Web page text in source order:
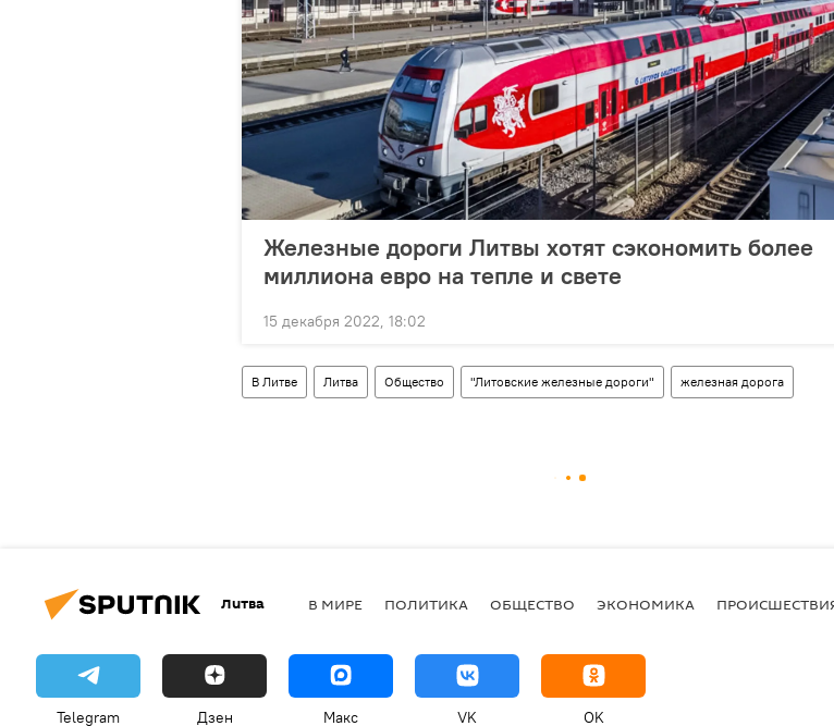
Железные дороги Литвы хотят сэкономить более
миллиона евро на тепле и свете
15 декабря 2022, 18:02
В Литве Литва Общество "Литовские железные дороги" железная дорога
Литва В МИРЕ ПОЛИТИКА ОБЩЕСТВО ЭКОНОМИКА
Telegram Дзен Макс VK OK